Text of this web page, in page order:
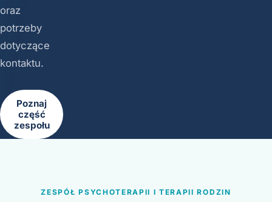
oraz
potrzeby
dotyczące
kontaktu.
Poznaj
część
zespołu
ZESPÓŁ PSYCHOTERAPII I TERAPII RODZIN